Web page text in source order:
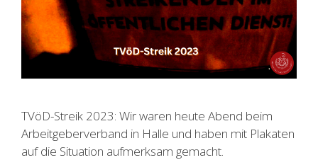
TVöD-Streik 2023: Wir waren heute Abend beim
Arbeitgeberverband in Halle und haben mit Plakaten
auf die Situation aufmerksam gemacht.